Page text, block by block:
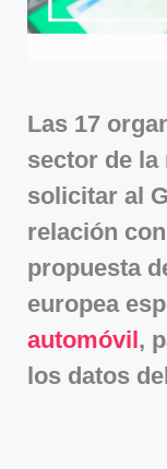
Las 17
sector de
solicitar al
relación
propuesta
europea
automóvil,
los datos